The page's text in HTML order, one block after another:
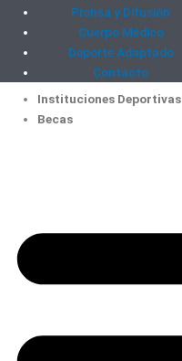
Prensa y Difusión
Cuerpo Médico
Deporte Adaptado
Contacto
Instituciones Deportivas
Becas